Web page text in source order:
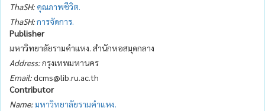
ThaSH: คุณภาพชีวิต.
ThaSH:การจัดการ.
Publisher
มหาวิทยาลัยรามคำแหง. สำนักหอสมุดกลาง
Address:กรุงเทพมหานคร
Email:dcms@lib.ru.ac.th
Contributor
Name:มหาวิทยาลัยรามคำแหง.